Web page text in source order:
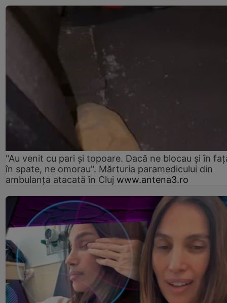
"Au venit cu pari și topoare. Dacă ne blocau şi în
în spate, ne omorau". Mărturia paramedicului din
ambulanţa atacată în Cluj www.antena3.ro